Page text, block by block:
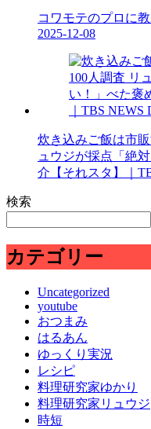
コワモテのプロに
2025-12-08
炊き込みご飯は市
ュウジが採点「絶
介【それスタ】｜
検索
カテゴリー
Uncategorized
youtube
おつまみ
はるあん
ゆっくり実況
レシピ
料理研究家ゆかり
料理研究家リュウジ
時短